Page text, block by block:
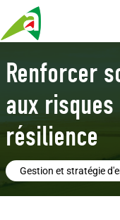
au
contenu
Renforcer
aux
résilience
Gestion et stratégie